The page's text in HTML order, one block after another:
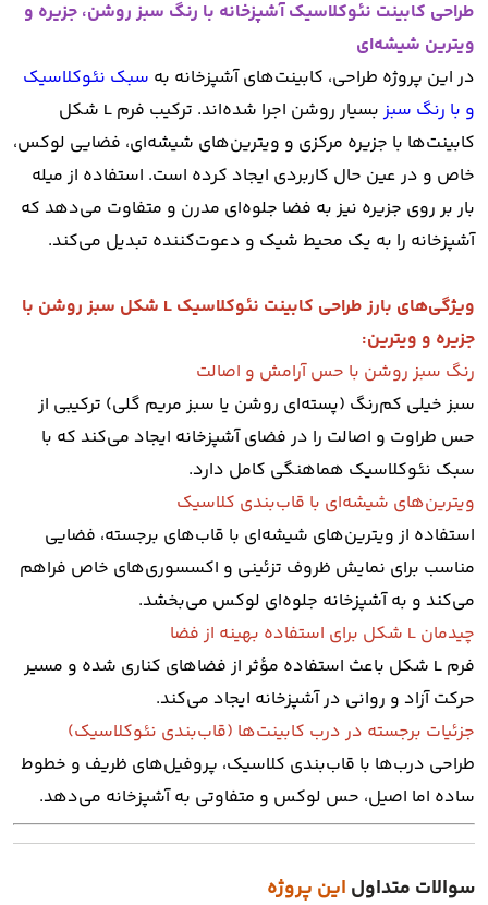
طراحی کابینت نئوکلاسیک آشپزخانه با رنگ سبز روشن، جزیره و
ویترین شیشه‌ای
در این پروژه طراحی، کابینت‌های آشپزخانه به سبک نئوکلاسیک
و با رنگ سبز
بسیار روشن اجرا شده‌اند. ترکیب فرم L شکل
کابینت‌ها با جزیره مرکزی و ویترین‌های شیشه‌ای، فضایی لوکس،
خاص و در عین حال کاربردی ایجاد کرده است. استفاده از میله
بار بر روی جزیره نیز به فضا جلوه‌ای مدرن و متفاوت می‌دهد که
آشپزخانه را به یک محیط شیک و دعوت‌کننده تبدیل می‌کند.
ویژگی‌های بارز طراحی کابینت نئوکلاسیک L شکل سبز روشن با
جزیره و ویترین:
رنگ سبز روشن با حس آرامش و اصالت
سبز خیلی کم‌رنگ (پسته‌ای روشن یا سبز مریم گلی) ترکیبی از
حس طراوت و اصالت را در فضای آشپزخانه ایجاد می‌کند که با
سبک نئوکلاسیک هماهنگی کامل دارد.
ویترین‌های شیشه‌ای با قاب‌بندی کلاسیک
استفاده از ویترین‌های شیشه‌ای با قاب‌های برجسته، فضایی
مناسب برای نمایش ظروف تزئینی و اکسسوری‌های خاص فراهم
می‌کند و به آشپزخانه جلوه‌ای لوکس می‌بخشد.
چیدمان L شکل برای استفاده بهینه از فضا
فرم L شکل باعث استفاده مؤثر از فضاهای کناری شده و مسیر
حرکت آزاد و روانی در آشپزخانه ایجاد می‌کند.
جزئیات برجسته در درب کابینت‌ها (قاب‌بندی نئوکلاسیک)
طراحی درب‌ها با قاب‌بندی کلاسیک، پروفیل‌های ظریف و خطوط
ساده اما اصیل، حس لوکس و متفاوتی به آشپزخانه می‌دهد.
سوالات متداول این پروژه